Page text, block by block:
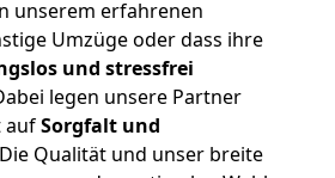
unserem erfahrenen
Umzüge oder dass ihre
und stressfrei
legen unsere Partner
aufSorgfalt und
Die Qualität und unser breite